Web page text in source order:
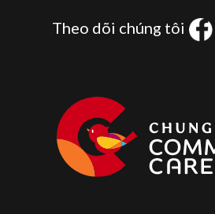
Theo dõi chúng tôi